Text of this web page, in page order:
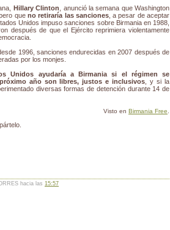
Hillary Clinton
, anunció la semana que Washington
queno retiraría las sanciones, a pesar de aceptar
Unidos impuso sanciones sobre Birmania en 1988,
después de que el Ejército reprimiera violentamente
1996, sanciones endurecidas en 2007 después de
por los monjes.
Unidos ayudaría a Birmania si el régimen se
año son libres, justos e inclusivos , y si la
diversas formas de detención durante 14 de
Visto en Birmania Free
hacia las 15:57